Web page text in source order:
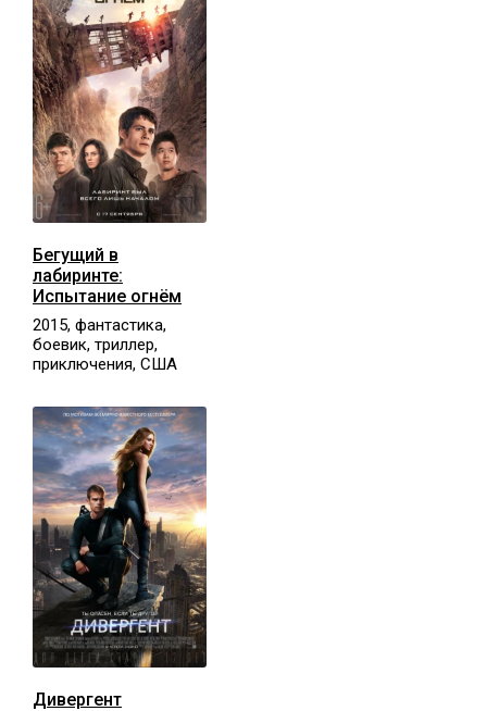
Бегущий в
лабиринте:
Испытание огнём
2015, фантастика,
боевик, триллер,
приключения, США
Дивергент